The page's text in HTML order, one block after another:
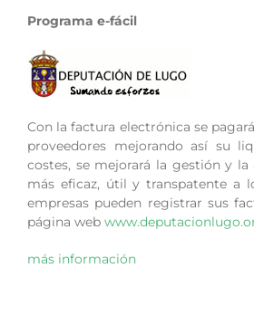
Programa e-fácil
Con la factura electrónica se
proveedores mejorando así su
costes, se mejorará la gestión y la
más eficaz, útil y transpatente a
empresas pueden registrar sus
página web
más información